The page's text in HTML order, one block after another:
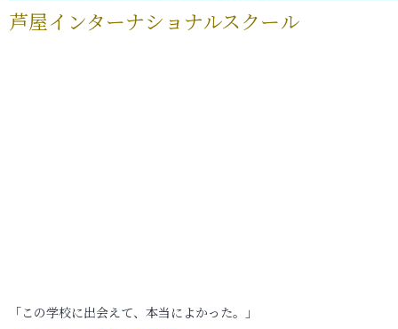
芦屋インターナショナルスクール
「この学校に出会えて、本当によかった。」